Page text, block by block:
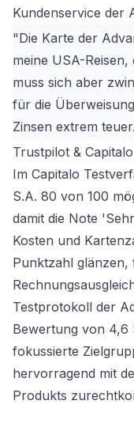
Kundenservice der
"Die Karte der
meine USA-
muss sich aber
für die
Zinsen extrem
Trustpilot &
Im Capitalo
S.A. 80 von 100
damit die Note
Kosten und
Punktzahl
Testprotokoll der
Bewertung von 4,6
fokussierte
hervorragend mit
Produkts